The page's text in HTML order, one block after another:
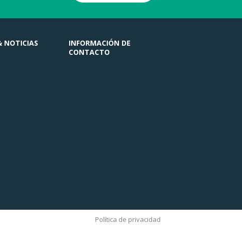
NOTICIAS
INFORMACIÓN DE
CONTACTO
Política de privacidad